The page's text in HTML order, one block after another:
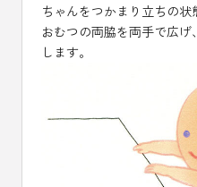
ちゃんをつかまり立ちの状
おむつの両脇を両手で広
します。